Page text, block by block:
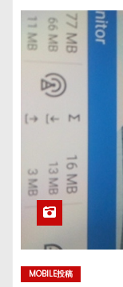
MOBILE投稿